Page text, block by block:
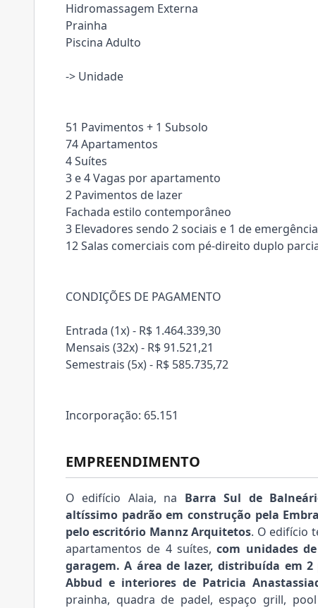
Hidromassagem Externa
Prainha
Piscina Adulto
-> Unidade
51 Pavimentos + 1 Subsolo
74 Apartamentos
4 Suítes
3 e 4 Vagas por apartamento
2 Pavimentos de lazer
Fachada estilo contemporâneo
3 Elevadores sendo 2 sociais e 1 de emergência
12 Salas comerciais com pé-direito duplo
CONDIÇÕES DE PAGAMENTO
Entrada (1x) - R$ 1.464.339,30
Mensais (32x) - R$ 91.521,21
Semestrais (5x) - R$ 585.735,72
Incorporação: 65.151
EMPREENDIMENTO
O edifício Alaia, na Barra Sul de
altíssimo padrão em construção pela
pelo escritório Mannz Arquitetos. O edifício
apartamentos de 4 suítes,com unidades
garagem. A área de lazer, distribuída em
Abbud e interiores de Patricia
prainha, quadra de padel, espaço grill,